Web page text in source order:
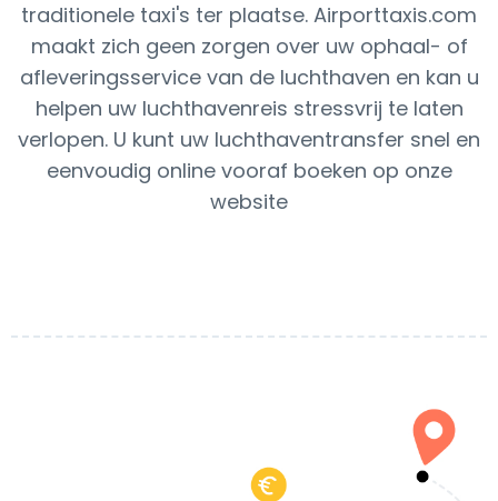
traditionele taxi's ter plaatse. Airporttaxis.com
maakt zich geen zorgen over uw ophaal- of
afleveringsservice van de luchthaven en kan u
helpen uw luchthavenreis stressvrij te laten
verlopen. U kunt uw luchthaventransfer snel en
eenvoudig online vooraf boeken op onze
website